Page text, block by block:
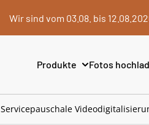
Wir sind vom 03.08. bis
Produkte Fotos
Servicepauschale